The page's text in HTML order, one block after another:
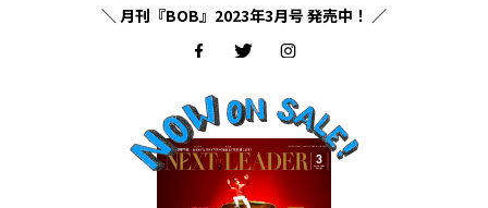
＼ 月刊『BOB』2023年3月号 発売中！ ／